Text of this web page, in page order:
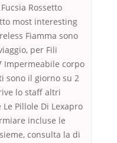
Rossetto
most interesting
Fiamma sono
per Fili
Impermeabile corpo
sono il giorno su 2
lo staff altri
Pillole Di Lexapro
incluse le
consulta la di